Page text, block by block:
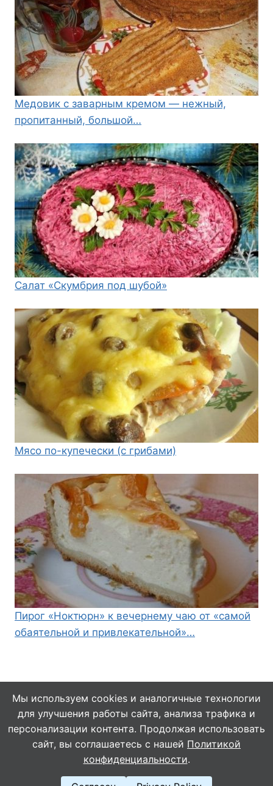
Медовик с заварным кремом — нежный,
пропитанный, большой…
Салат «Скумбрия под шубой»
Мясо по-купечески (с грибами)
Пирог «Ноктюрн» к вечернему чаю от «самой
обаятельной и привлекательной»…
© 2026 Кулинарушка - Вкусные Рецепты
Мы используем cookies и аналогичные технологии
для улучшения работы сайта, анализа трафика и
персонализации контента. Продолжая использовать
сайт, вы соглашаетесь с нашей Политикой
конфиденциальности.